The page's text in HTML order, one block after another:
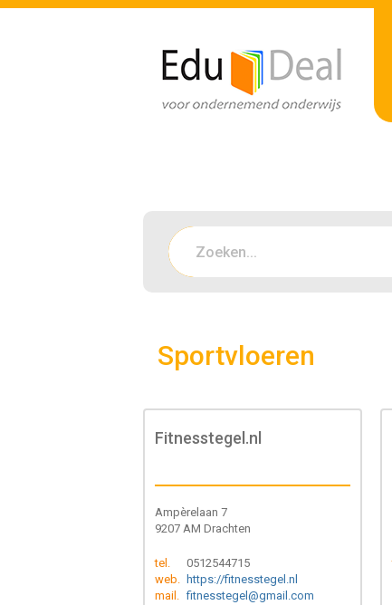
Sportvloeren
Fitnesstegel.nl
Ampèrelaan 7
9207 AM Drachten
tel.
0512544715
web. https://fitnesstegel.nl
mail. fitnesstegel@gmail.com